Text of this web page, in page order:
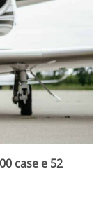
case e 52